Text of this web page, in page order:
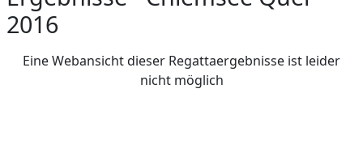
2016
Eine Webansicht dieser Regattaergebnisse ist leider
nicht möglich